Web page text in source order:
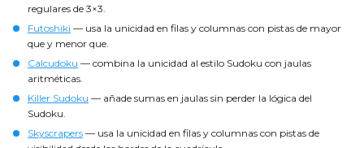
regulares de 3×3.
Futoshiki — usa la unicidad en filas y columnas con pistas de mayor
que y menor que.
Calcudoku — combina la unicidad al estilo Sudoku con jaulas
aritméticas.
Killer Sudoku — añade sumas en jaulas sin perder la lógica del
Sudoku.
Skyscrapers — usa la unicidad en filas y columnas con pistas de